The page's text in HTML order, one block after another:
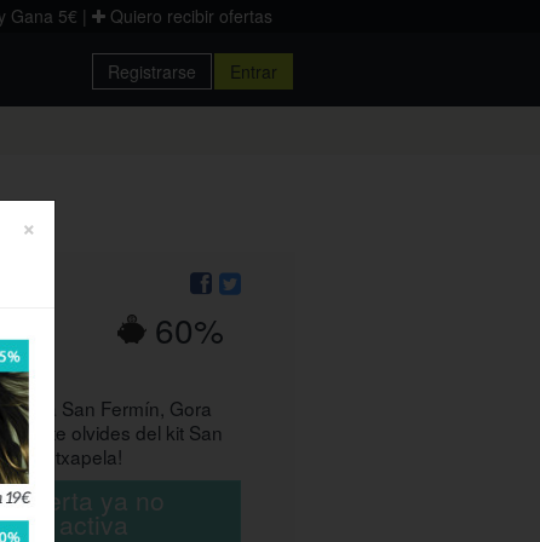
Gana 5€ | Quiero recibir ofertas
Registrarse Entrar
Zaragoza
60%
Viva San Fermín, Gora
no te olvides del kit San
o txapela!
oferta ya no
está activa
×